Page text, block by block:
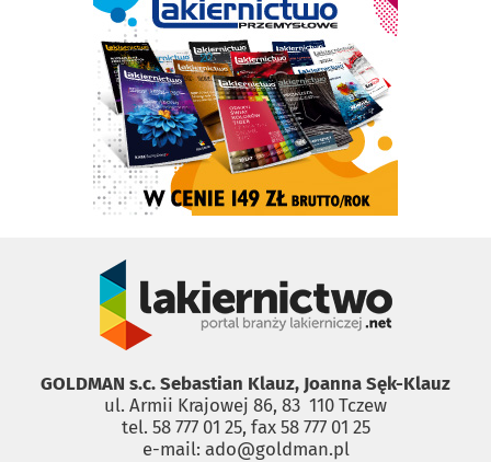
GOLDMAN s.c. Sebastian Klauz, Joanna Sęk-Klauz
ul. Armii Krajowej 86, 83 ­ 110 Tczew
tel. 58 777 01 25, fax 58 777 01 25
e-mail: ado@goldman.pl